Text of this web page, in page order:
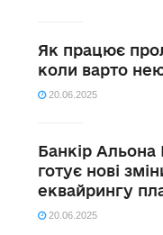
Як працює
коли варто
20.06.2025
Банкір
готує нові
еквайрингу
20.06.2025